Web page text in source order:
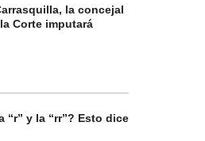
la concejal
Corte imputará
“r” y la “rr”? Esto dice